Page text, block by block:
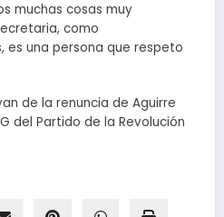
muchas cosas muy
como
es una persona que respeto
de la renuncia de Aguirre
del Partido de la Revolución